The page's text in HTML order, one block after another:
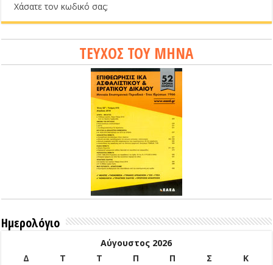
Χάσατε τον κωδικό σας;
ΤΕΥΧΟΣ ΤΟΥ ΜΗΝΑ
Ημερολόγιο
Αύγουστος 2026
Δ
Τ Τ Π Π Σ
Κ